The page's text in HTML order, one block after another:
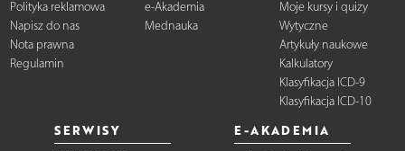
Polityka reklamowa
Napisz do nas
Nota prawna
Regulamin
e-Akademia
Mednauka
Moje kursy i quizy
Wytyczne
Artykuły naukowe
Kalkulatory
Klasyfikacja ICD-9
Klasyfikacja ICD-10
SERWISY E-AKADEMIA